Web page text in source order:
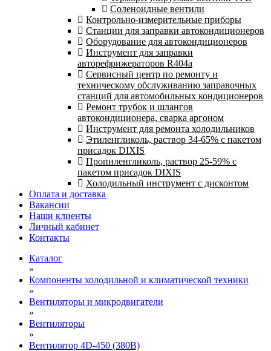
Соленоидные вентили
Контрольно-измерительные приборы
Станции для заправки автокондиционеров
Оборудование для автокондиционеров
Инструмент для заправки
авторефрижераторов R404a
Сервисный центр по ремонту и
техническому обслуживанию заправочных
станций для автомобильных кондиционеров
Ремонт трубок и шлангов
автокондиционера, сварка аргоном
Инструмент для ремонта холодильников
Этиленгликоль, раствор 34-65% с пакетом
присадок DIXIS
Пропиленгликоль, раствор 25-59% с
пакетом присадок DIXIS
Холодильный инструмент с дисконтом
Оплата и доставка
Вакансии
Наши клиенты
Личный кабинет
Контакты
Каталог
»
Компоненты холодильной и климатической техники
»
Вентиляторы и микродвигатели
»
Вентиляторы
»
Вентилятор 4D-450 (380В)